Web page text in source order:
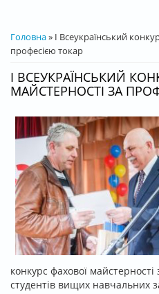
ВИ Є ТУТ
Головна» І Всеукраїнський
професією токар
І ВСЕУКРАЇНСЬКИЙ
МАЙСТЕРНОСТІ ЗА
конкурс фахової майстерності
студентів вищих навчальних